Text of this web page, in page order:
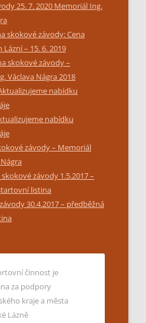
25. 7. 2020 Memoriál Ing.
skokové závody: Cena
– 15. 6. 2019
skokové závody –
Václava Nágra 2018
nabídku
nabídku
závody – Memoriál
závody 1.5.2017 –
listina
30.4.2017 – předběžná
činnost je
za podpory
kraje a města
Lázně